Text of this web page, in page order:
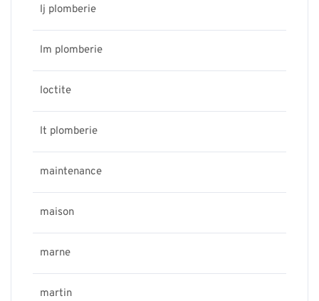
lj plomberie
lm plomberie
loctite
lt plomberie
maintenance
maison
marne
martin